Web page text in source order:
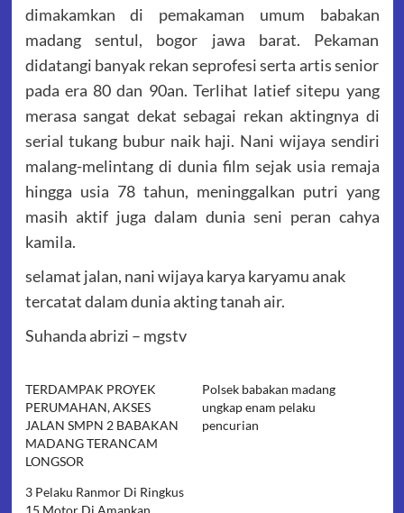
dimakamkan di pemakaman umum babakan
madang sentul, bogor jawa barat. Pekaman
didatangi banyak rekan seprofesi serta artis senior
pada era 80 dan 90an. Terlihat latief sitepu yang
merasa sangat dekat sebagai rekan aktingnya di
serial tukang bubur naik haji. Nani wijaya sendiri
malang-melintang di dunia film sejak usia remaja
hingga usia 78 tahun, meninggalkan putri yang
masih aktif juga dalam dunia seni peran cahya
kamila.
selamat jalan, nani wijaya karya karyamu anak
tercatat dalam dunia akting tanah air.
Suhanda abrizi – mgstv
TERDAMPAK PROYEK
PERUMAHAN, AKSES
JALAN SMPN 2 BABAKAN
MADANG TERANCAM
LONGSOR
Polsek babakan madang
ungkap enam pelaku
pencurian
3 Pelaku Ranmor Di Ringkus
15 Motor Di Amankan